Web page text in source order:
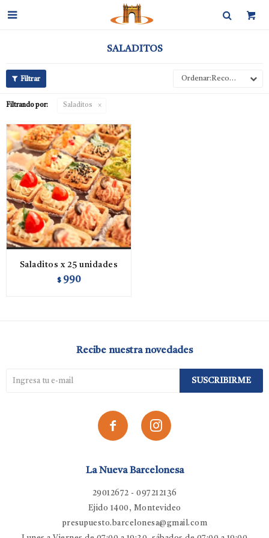

SALADITOS
Recomendados
Filtrando por: Saladitos
Saladitos x 25 unidades
$ 990
La Nueva Barcelonesa
29012672 - 097212136
Ejido 1400, Montevideo
presupuesto.barcelonesa@gmail.com
Recibe nuestra novedades
SUSCRIBIRME
 